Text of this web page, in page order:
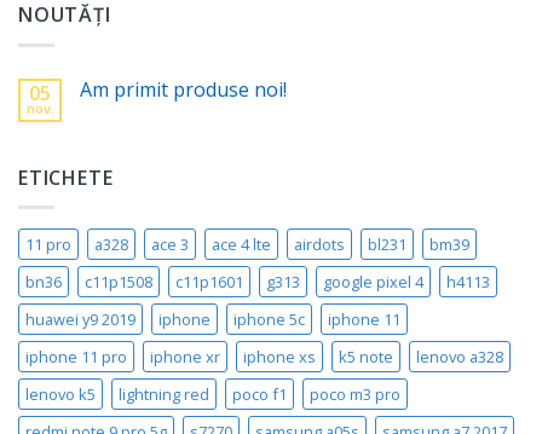
NOUTĂȚI
05
nov.
Am primit produse noi!
ETICHETE
11 pro a328 ace 3 ace 4 lte airdots bl231
bm39
bn36
c11p1508 c11p1601 g313 google pixel 4
h4113
huawei y9 2019
iphone iphone 5c
iphone 11
iphone 11 pro
iphone xr iphone xs k5 note
lenovo a328
lenovo k5
lightning red poco f1
poco m3 pro